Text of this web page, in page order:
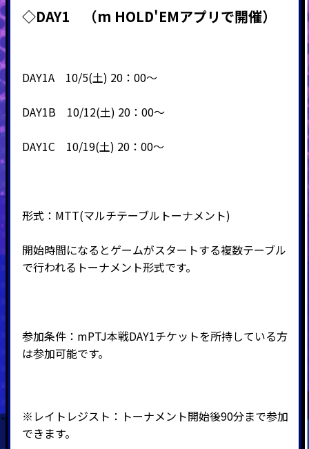
◇DAY1 （m HOLD'EMアプリで開催）
DAY1A 10/5(土) 20：00～
DAY1B 10/12(土) 20：00～
DAY1C 10/19(土) 20：00～
形式： MTT(マルチテーブルトーナメント)
開始時間になるとゲームがスタートする複数テーブル
で行われるトーナメント形式です。
参加条件：mPTJ本戦DAY1チケットを所持している方
は参加可能です。
※レイトレジスト：トーナメント開始後90分まで参加
できます。